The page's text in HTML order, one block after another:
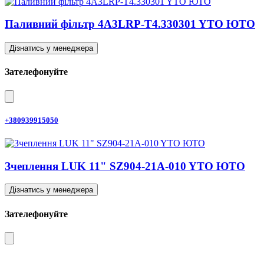
Паливний фільтр 4A3LRP-T4.330301 YTO ЮТО
Дізнатись у менеджера
Зателефонуйте
+380939915050
Зчеплення LUK 11" SZ904-21A-010 YTO ЮТО
Дізнатись у менеджера
Зателефонуйте